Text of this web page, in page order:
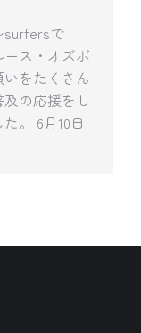
surfersで
ース・オズボ
をたくさん
の応援をし
。 6月10日